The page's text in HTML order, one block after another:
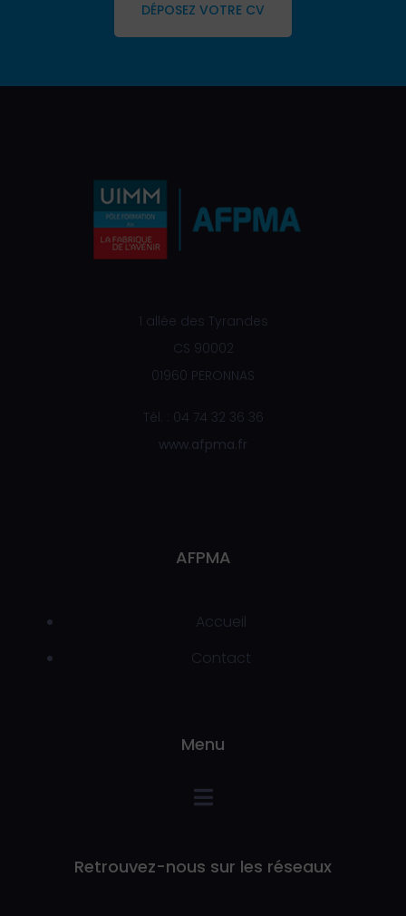
DÉPOSEZ VOTRE CV
1 allée des Tyrandes
CS 90002
01960 PERONNAS
Tél. : 04 74 32 36 36
www.afpma.fr
AFPMA
Accueil
Contact
Menu
Retrouvez-nous sur les réseaux